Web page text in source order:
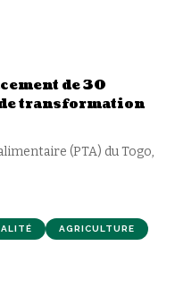
de 30
transformation
(PTA) du Togo,
AGRICULTURE